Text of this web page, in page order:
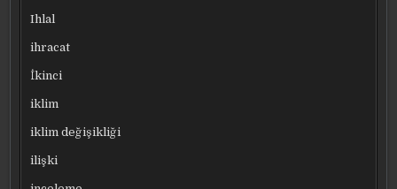
Ihlal
ihracat
İkinci
iklim
iklim değişikliği
ilişki